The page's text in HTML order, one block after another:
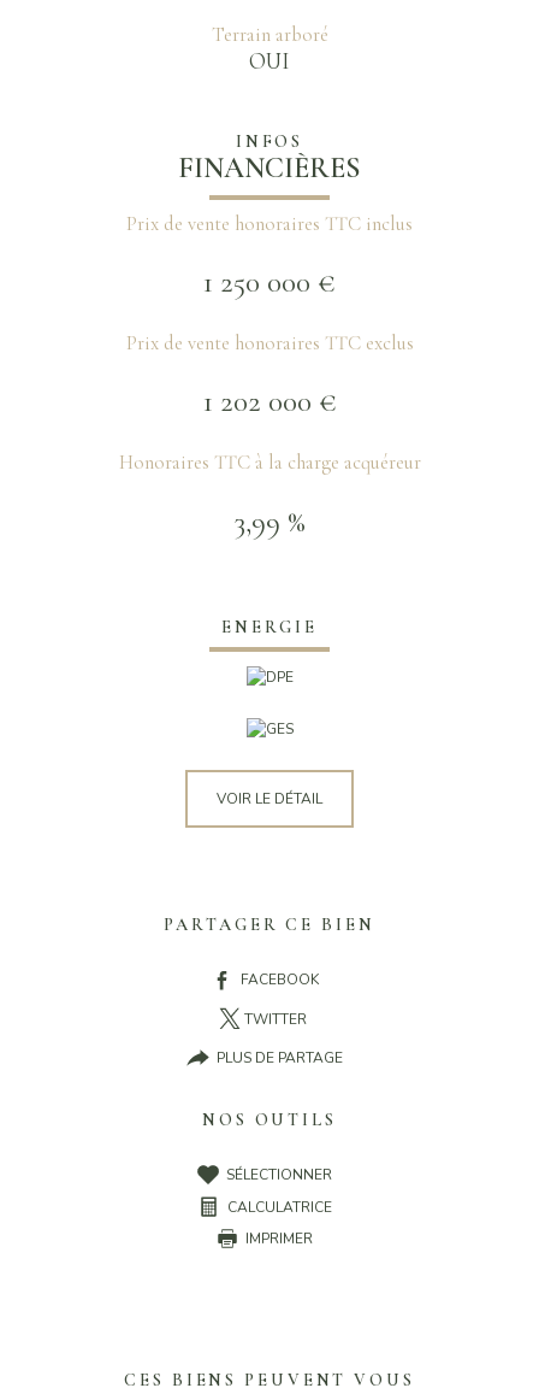
Terrain arboré
OUI
INFOS
FINANCIÈRES
Prix de vente honoraires TTC inclus
1 250 000 €
Prix de vente honoraires TTC exclus
1 202 000 €
Honoraires TTC à la charge acquéreur
3,99 %
ENERGIE
VOIR LE DÉTAIL
PARTAGER CE BIEN
FACEBOOK
TWITTER
PLUS DE PARTAGE
NOS OUTILS
SÉLECTIONNER
CALCULATRICE
IMPRIMER
CES BIENS PEUVENT VOUS